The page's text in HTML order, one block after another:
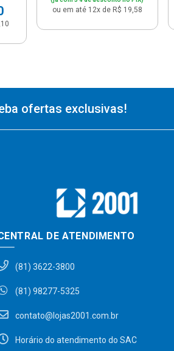
ou em até 12x de R$ 19,58
ofertas exclusivas!
DE ATENDIMENTO
(81) 3622-3800
(81) 98277-5325
contato@lojas2001.com.br
Horário do atendimento do SAC